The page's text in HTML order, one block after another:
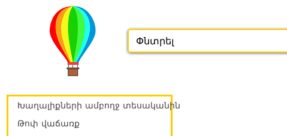
Խաղալիքների ամբողջ տեսականին
Թոփ վաճառք